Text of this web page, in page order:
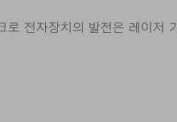
로 전자장치의 발전은 레이저